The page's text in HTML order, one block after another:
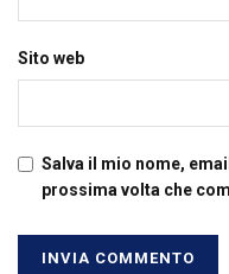
Sito web
Salva il mio nome,
prossima volta che